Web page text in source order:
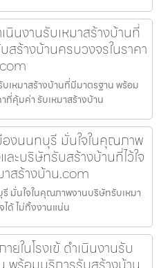
นงานรับเหมาสร้างบ้านที่
ร้างบ้านครบวงจรในราคา
เหมาสร้างบ้านที่มีมาตรฐาน พร้อม
ที่คุ้มค่า รับเหมาสร้างบ้าน
งนนทบุรี มั่นใจในคุณภาพ
ะบริษัทรับสร้างบ้านที่ไว้ใจ
สร้างบ้าน.com
มั่นใจในคุณภาพงานบริษัทรับเหมา
ได้ ไม่ทิ้งงานแน่น
ในโรงเข้ ดำเนินงานรับ